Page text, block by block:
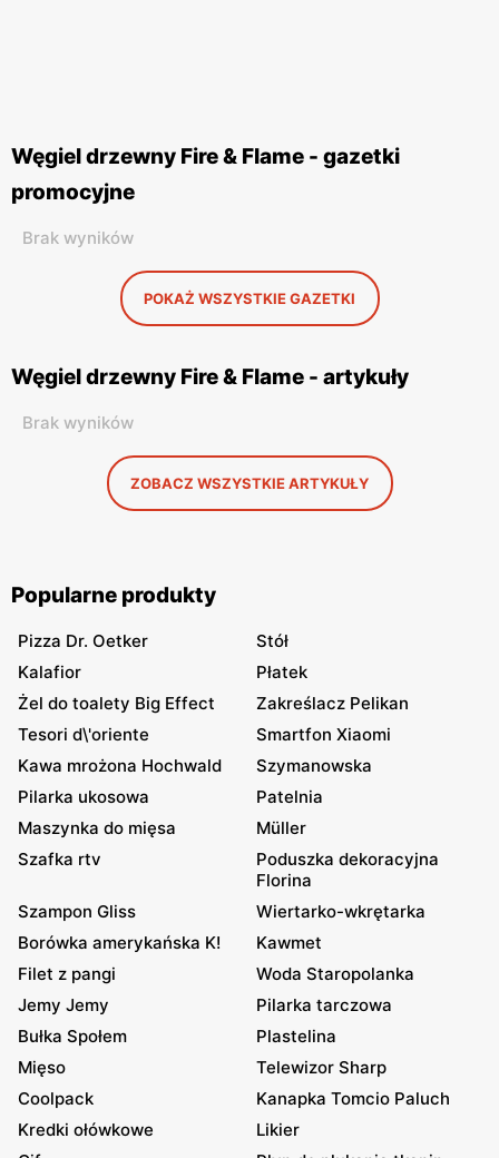
Węgiel drzewny Fire & Flame - gazetki
promocyjne
Brak wyników
POKAŻ WSZYSTKIE GAZETKI
Węgiel drzewny Fire & Flame - artykuły
Brak wyników
ZOBACZ WSZYSTKIE ARTYKUŁY
Popularne produkty
Pizza Dr. Oetker
Stół
Kalafior
Płatek
Żel do toalety Big Effect
Zakreślacz Pelikan
Tesori d\'oriente
Smartfon Xiaomi
Kawa mrożona Hochwald
Szymanowska
Pilarka ukosowa
Patelnia
Maszynka do mięsa
Müller
Szafka rtv
Poduszka dekoracyjna
Florina
Szampon Gliss
Wiertarko-wkrętarka
Borówka amerykańska K!
Kawmet
Filet z pangi
Woda Staropolanka
Jemy Jemy
Pilarka tarczowa
Bułka Społem
Plastelina
Mięso
Telewizor Sharp
Coolpack
Kanapka Tomcio Paluch
Kredki ołówkowe
Likier